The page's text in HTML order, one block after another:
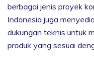
berbagai jenis proyek
Indonesia juga
dukungan teknis untuk
produk yang sesuai